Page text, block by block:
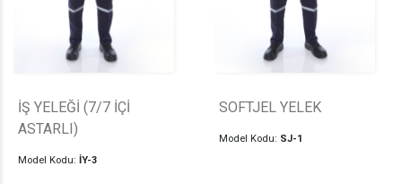
İŞ YELEĞİ (7/7 İÇİ
ASTARLI)
Model Kodu: İY-3
SOFTJEL YELEK
Model Kodu: SJ-1